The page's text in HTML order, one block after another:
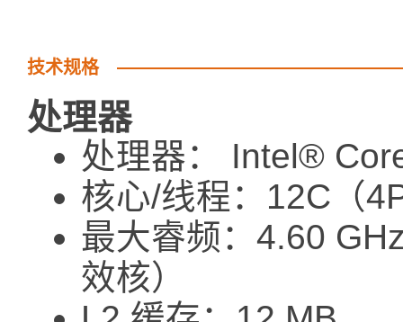
技术规格
处理器
处理器： Intel®
核心/线程：12C（
最大睿频：4.60
效核）